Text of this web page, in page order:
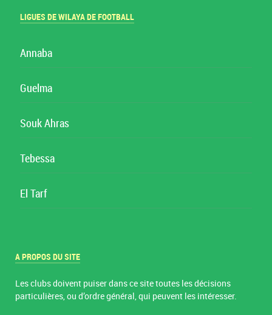
LIGUES DE WILAYA DE FOOTBALL
Annaba
Guelma
Souk Ahras
Tebessa
El Tarf
A PROPOS DU SITE
Les clubs doivent puiser dans ce site toutes les décisions
particulières, ou d’ordre général, qui peuvent les intéresser.